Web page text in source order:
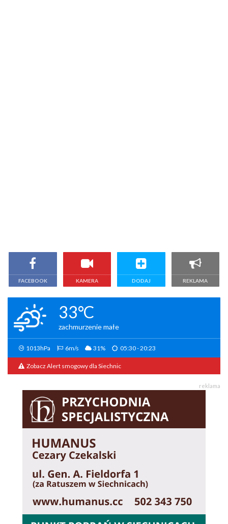
FACEBOOK KAMERA DODAJ REKLAMA
33°C
zachmurzenie małe
1013hPa 6m/s 31% 05:30 - 20:23
Zobacz Alert smogowy dla Siechnic
reklama